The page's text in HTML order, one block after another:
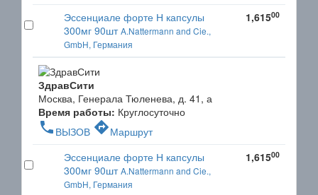
Эссенциале форте Н капсулы
300мг 90штA.Nattermann and Cie.,
GmbH, Германия
1,61500
ЗдравСити
Москва, Генерала Тюленева, д. 41, а
Время работы: Круглосуточно
phone ВЫЗОВ directionsМаршрут
Эссенциале форте Н капсулы
300мг 90штA.Nattermann and Cie.,
GmbH, Германия
1,61500